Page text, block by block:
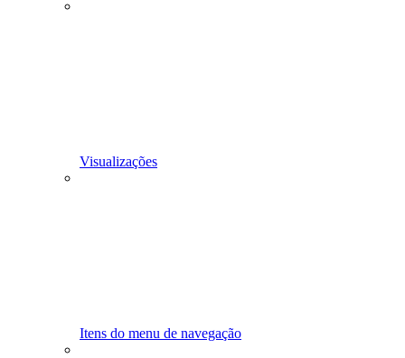
Visualizações
Itens do menu de navegação